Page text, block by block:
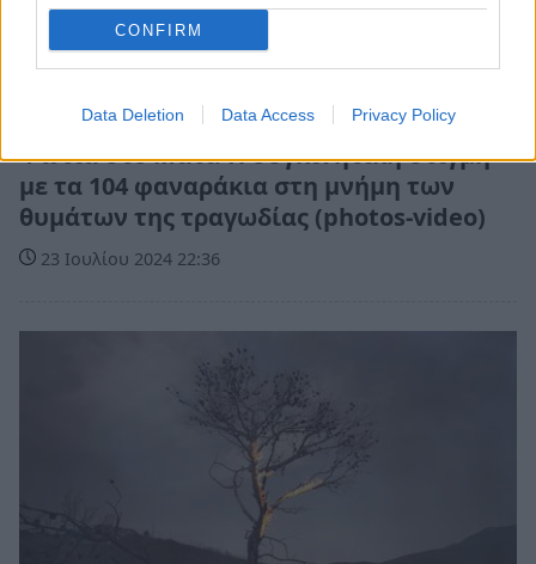
CONFIRM
Data Deletion Data Access Privacy Policy
Φωτιά στο Μάτι: Η συγκινητική στιγμή
με τα 104 φαναράκια στη μνήμη των
θυμάτων της τραγωδίας (photos-video)
23 Ιουλίου 2024 22:36